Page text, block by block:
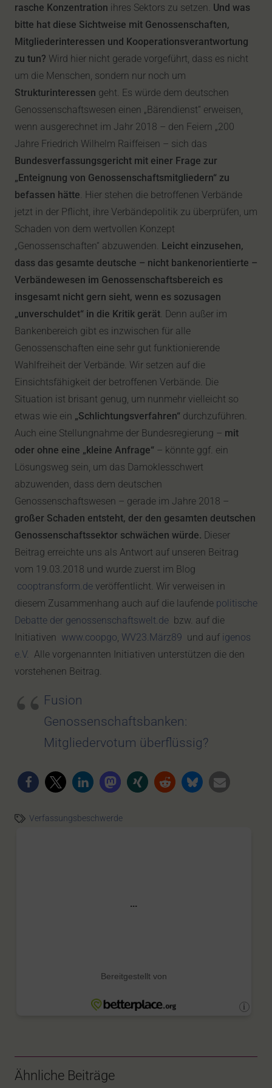
rasche Konzentration ihres Sektors zu setzen. Und was
bitte hat diese Sichtweise mit Genossenschaften,
Mitgliederinteressen und Kooperationsverantwortung
zu tun? Wird hier nicht gerade vorgeführt, dass es nicht
um die Menschen, sondern nur noch um
Strukturinteressen geht. Es würde dem deutschen
Genossenschaftswesen einen „Bärendienst“ erweisen,
wenn ausgerechnet im Jahr 2018 – den Feiern „200
Jahre Friedrich Wilhelm Raiffeisen – sich das
Bundesverfassungsgericht mit einer Frage zur
„Enteignung von Genossenschaftsmitgliedern“ zu
befassen hätte. Hier stehen die betroffenen Verbände
jetzt in der Pflicht, ihre Verbändepolitik zu überprüfen, um
Schaden von dem wertvollen Konzept
„Genossenschaften“ abzuwenden. Leicht einzusehen,
dass das gesamte deutsche – nicht bankenorientierte –
Verbändewesen im Genossenschaftsbereich es
insgesamt nicht gern sieht, wenn es sozusagen
„unverschuldet“ in die Kritik gerät. Denn außer im
Bankenbereich gibt es inzwischen für alle
Genossenschaften eine sehr gut funktionierende
Wahlfreiheit der Verbände. Wir setzen auf die
Einsichtsfähigkeit der betroffenen Verbände. Die
Situation ist brisant genug, um nunmehr vielleicht so
etwas wie ein „Schlichtungsverfahren“ durchzuführen.
Auch eine Stellungnahme der Bundesregierung – mit
oder ohne eine „kleine Anfrage“ – könnte ggf. ein
Lösungsweg sein, um das Damoklesschwert
abzuwenden, dass dem deutschen
Genossenschaftswesen – gerade im Jahre 2018 –
großer Schaden entsteht, der den gesamten deutschen
Genossenschaftssektor schwächen würde. Dieser
Beitrag erreichte uns als Antwort auf unseren Beitrag
vom 19.03.2018 und wurde zuerst im Blog
cooptransform.de veröffentlicht. Wir verweisen in
diesem Zusammenhang auch auf die laufende politische
Debatte der genossenschaftswelt.de bzw. auf die
Initiativen www.coopgo, WV23.März89 und auf igenos
e.V. Alle vorgenannten Initiativen unterstützen die den
vorstehenen Beitrag.
Fusion
Genossenschaftsbanken:
Mitgliedervotum überflüssig?
Verfassungsbeschwerde
Ähnliche Beiträge